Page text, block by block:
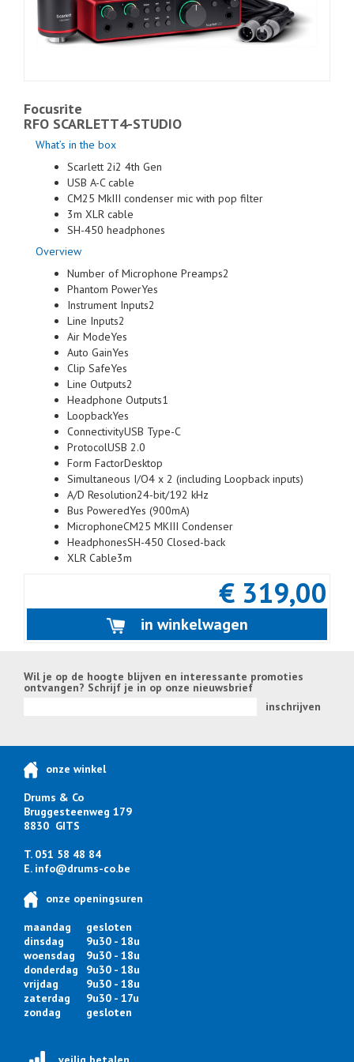
Focusrite
RFO SCARLETT4-STUDIO
What’s in the box
Scarlett 2i2 4th Gen
USB A-C cable
CM25 MkIII condenser mic with pop filter
3m XLR cable
SH-450 headphones
Overview
Number of Microphone Preamps2
Phantom PowerYes
Instrument Inputs2
Line Inputs2
Air ModeYes
Auto GainYes
Clip SafeYes
Line Outputs2
Headphone Outputs1
LoopbackYes
ConnectivityUSB Type-C
ProtocolUSB 2.0
Form FactorDesktop
Simultaneous I/O4 x 2 (including Loopback inputs)
A/D Resolution24-bit/192 kHz
Bus PoweredYes (900mA)
MicrophoneCM25 MKIII Condenser
HeadphonesSH-450 Closed-back
XLR Cable3m
€ 319,00
in winkelwagen
Wil je op de hoogte blijven en interessante promoties
ontvangen? Schrijf je in op onze nieuwsbrief
inschrijven
onze winkel
Drums & Co
Bruggesteenweg 179
8830 GITS
T. 051 58 48 84
E. info@drums-co.be
onze openingsuren
maandag
gesloten
dinsdag
9u30 - 18u
woensdag
9u30 - 18u
donderdag
9u30 - 18u
vrijdag
9u30 - 18u
zaterdag
9u30 - 17u
zondag
gesloten